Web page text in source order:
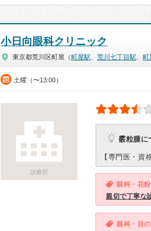
小日向眼科クリニック
東京都荒川区町屋（町屋駅 荒川七丁目駅 町
土曜（〜13:00）
診療所
霰粒腫に
【専門医・資
眼科・花
親切で丁寧な
眼科・目